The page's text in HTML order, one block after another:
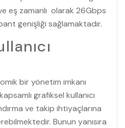
eş zamanlı olarak 26Gbps
genişliği sağlamaktadır.
bir yönetim imkanı
grafiksel kullanıcı
ve takip ihtiyaçlarına
Bunun yanısıra